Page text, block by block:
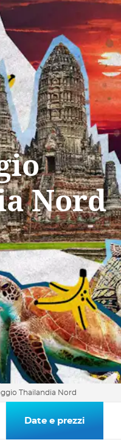
Nord
Thailandia Nord
Date e prezzi